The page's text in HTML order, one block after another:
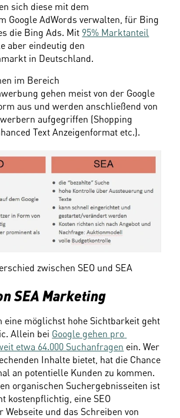
sich diese mit dem
Google AdWords verwalten, für Bing
die Bing Ads. Mit 95% Marktanteil
aber eindeutig den
in Deutschland.
im Bereich
gehen meist von der Google
aus und werden anschließend von
aufgegriffen (Shopping
Text Anzeigenformat etc.).
zwischen SEO und SEA
SEA Marketing
eine möglichst hohe Sichtbarkeit geht
Allein bei Google gehen pro
etwa 64.000 Suchanfragen ein. Wer
Inhalte bietet, hat die Chance
an potentielle Kunden zu kommen.
organischen Suchergebnisseiten ist
kostenpflichtig, eine SEO
Webseite und das Schreiben von